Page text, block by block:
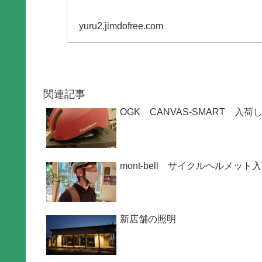
yuru2.jimdofree.com
関連記事
OGK CANVAS-SMART 入荷し
mont-bell サイクルヘルメット入
新店舗の照明